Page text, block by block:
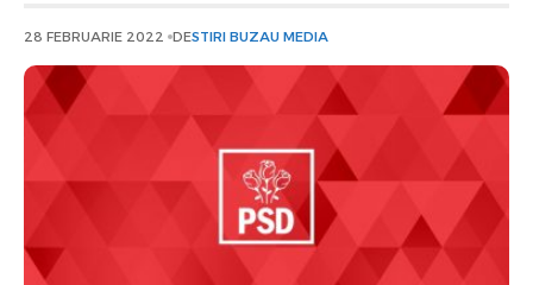
28 FEBRUARIE 2022 DESTIRI BUZAU MEDIA